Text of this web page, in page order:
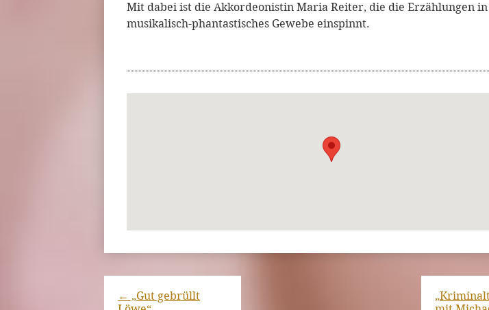
Mit dabei ist die Akkordeonistin Maria Reiter, die die Erzählungen
musikalisch-phantastisches Gewebe einspinnt.
← „Gut gebrüllt